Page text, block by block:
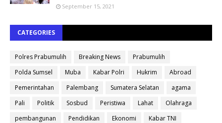
September 15, 2021
CATEGORIES
Polres Prabumulih Breaking News
Prabumulih
Polda Sumsel
Muba Kabar Polri Hukrim
Abroad
Pemerintahan
Palembang Sumatera Selatan
agama
Pali
Politik Sosbud Peristiwa Lahat
Olahraga
pembangunan
Pendidikan Ekonomi
Kabar TNI